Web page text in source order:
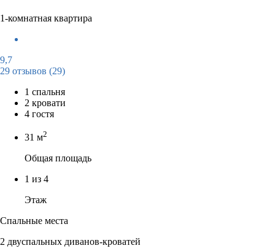
1-комнатная квартира
9,7
29 отзывов (29)
1 спальня
2 кровати
4 гостя
31 м2
Общая площадь
1 из 4
Этаж
Спальные места
2 двуспальных диванов-кроватей